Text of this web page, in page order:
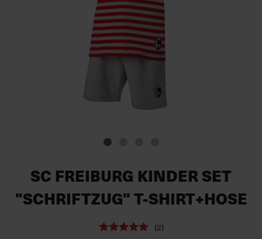
SC FREIBURG KINDER SET
"SCHRIFTZUG" T-SHIRT+HOSE
(2)